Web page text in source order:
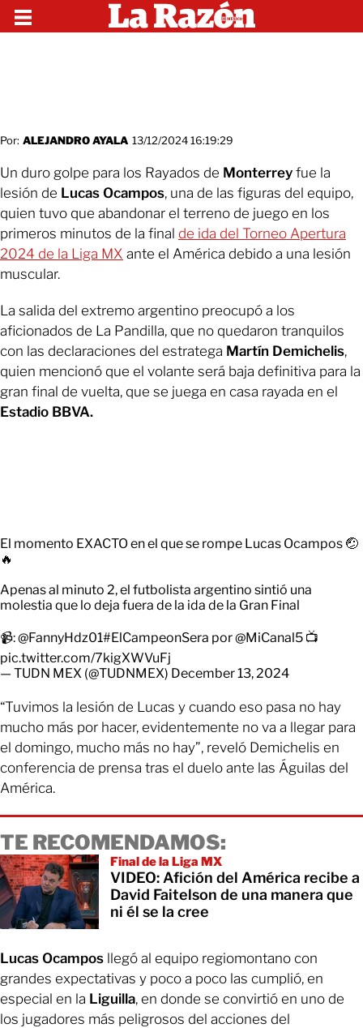
Por: ALEJANDRO AYALA 13/12/2024 16:19:29
Un duro golpe para los Rayados de Monterrey fue la
lesión de Lucas Ocampos, una de las figuras del equipo,
quien tuvo que abandonar el terreno de juego en los
primeros minutos de la final de ida del Torneo Apertura
2024 de la Liga MX ante el América debido a una lesión
muscular.
La salida del extremo argentino preocupó a los
aficionados de La Pandilla, que no quedaron tranquilos
con las declaraciones del estratega Martín Demichelis,
quien mencionó que el volante será baja definitiva para la
gran final de vuelta, que se juega en casa rayada en el
Estadio BBVA.
El momento EXACTO en el que se rompe Lucas Ocampos 🤕
🔥
Apenas al minuto 2, el futbolista argentino sintió una
molestia que lo deja fuera de la ida de la Gran Final
📹:@FannyHdz01#ElCampeonSera por@MiCanal5 📺
pic.twitter.com/7kigXWVuFj
— TUDN MEX (@TUDNMEX) December 13, 2024
“Tuvimos la lesión de Lucas y cuando eso pasa no hay
mucho más por hacer, evidentemente no va a llegar para
el domingo, mucho más no hay”, reveló Demichelis en
conferencia de prensa tras el duelo ante las Águilas del
América.
TE RECOMENDAMOS:
Final de la Liga MX
VIDEO: Afición del América recibe a
David Faitelson de una manera que
ni él se la cree
Lucas Ocampos llegó al equipo regiomontano con
grandes expectativas y poco a poco las cumplió, en
especial en la Liguilla, en donde se convirtió en uno de
los jugadores más peligrosos del acciones del